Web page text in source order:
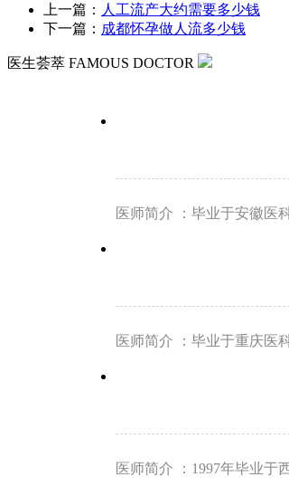
上一篇： 人工流产大约需要多少钱
下一篇： 成都怀孕做人流多少钱
医生荟萃 FAMOUS DOCTOR
医师简介 ：毕业于安徽医
医师简介 ：毕业于重庆医
医师简介 ：1997年毕业于